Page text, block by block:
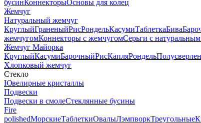
бусинКоннекторыОсновы для колец
Жемчуг
Натуральный жемчуг
КруглыйГраненыйРисРондельКасумиТаблеткаБива
жемчугомКоннекторы с жемчугомСерьги с
Жемчуг Майорка
КруглыйКасумиБарочныйРисКапляРондель
Хлопковый жемчуг
Стекло
Ювелирные кристаллы
Подвески
Подвески в смолеСтеклянные бусины
Fire
polishedМорскиеТаблеткиОвалыЛэмпворкТреугольные